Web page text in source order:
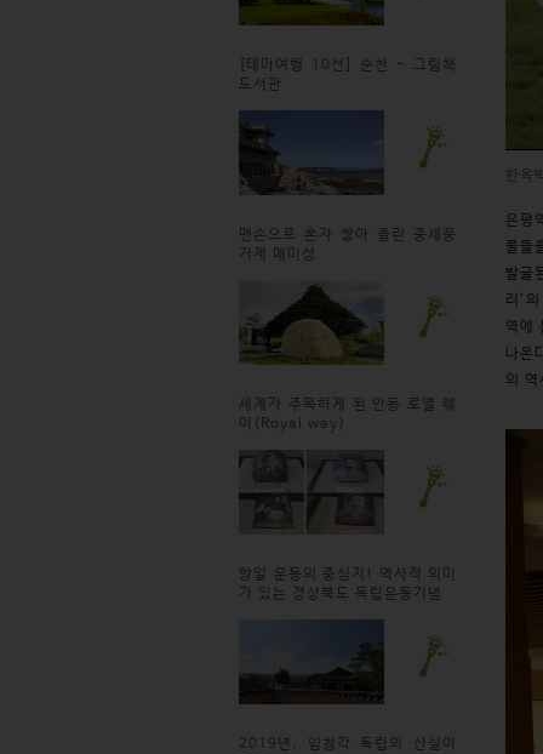
[테마여행 10선] 순천 - 그림책
도서관
맨손으로 혼자 쌓아 올린 중세풍
거제 매미성
세계가 주목하게 된 안동 로열 웨
이(Royal way)
항일 운동의 중심지! 역사적 의미
가 있는 경상북도 독립운동기념
2019년, 임청각 독립의 산실이
한옥
은평
물들
발굴
리’
역에
나온
의 역